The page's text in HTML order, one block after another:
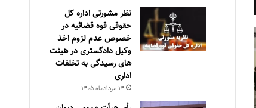
نظر مشورتی اداره کل
حقوقی قوه قضائیه در
خصوص عدم لزوم اخذ
وکیل دادگستری در هیئت
های رسیدگی به تخلفات
اداری
۱۴ مرداد‌ماه ۱۴۰۵